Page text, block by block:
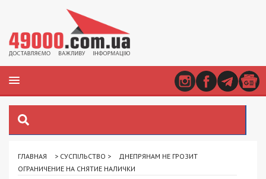
ГЛАВНАЯ > СУСПІЛЬСТВО >
ДНЕПРЯНАМ НЕ ГРОЗИТ
ОГРАНИЧЕНИЕ НА СНЯТИЕ НАЛИЧКИ